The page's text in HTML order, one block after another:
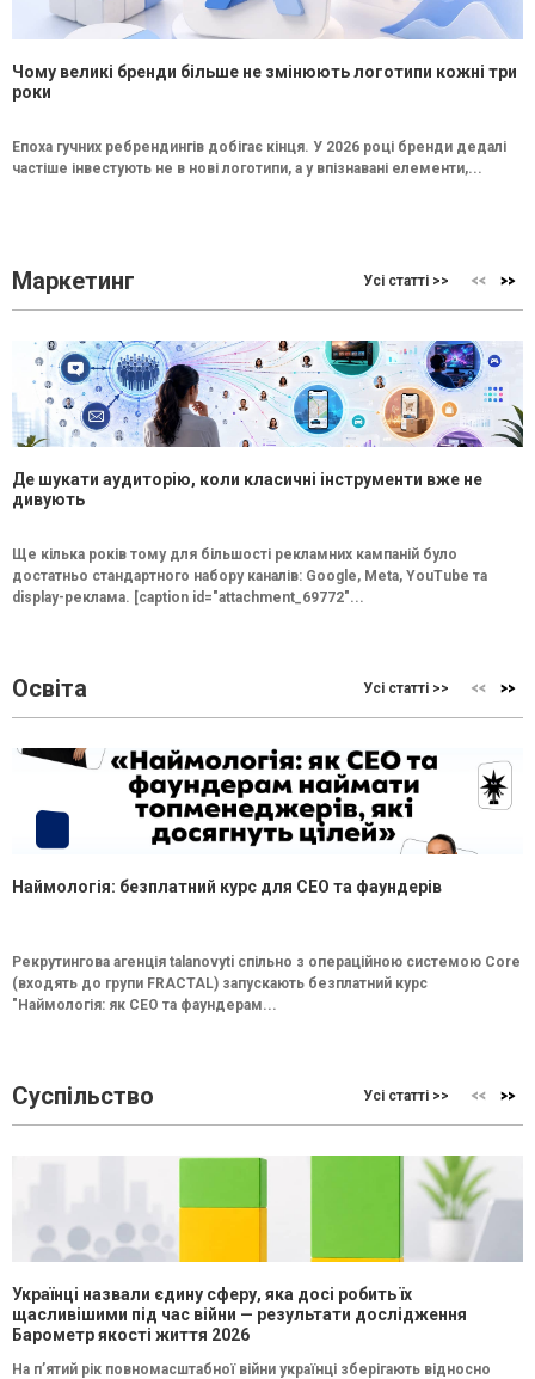
Чому великі бренди більше не змінюють логотипи кожні три
роки
Епоха гучних ребрендингів добігає кінця. У 2026 році бренди дедалі
частіше інвестують не в нові логотипи, а у впізнавані елементи,...
Маркетинг Усі статті >>
Де шукати аудиторію, коли класичні інструменти вже не
дивують
Ще кілька років тому для більшості рекламних кампаній було
достатньо стандартного набору каналів: Google, Meta, YouTube та
display-реклама. [caption id="attachment_69772"...
Освіта Усі статті >>
Наймологія: безплатний курс для CEO та фаундерів
Рекрутингова агенція talanovyti спільно з операційною системою Core
(входять до групи FRACTAL) запускають безплатний курс
"Наймологія: як СEO та фаундерам...
Суспільство Усі статті >>
Українці назвали єдину сферу, яка досі робить їх
щасливішими під час війни — результати дослідження
Барометр якості життя 2026
На п’ятий рік повномасштабної війни українці зберігають відносно